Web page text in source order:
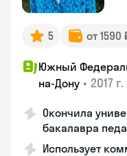
5 от 1590
Южный
на-Дону • 2017 г.
Окончила
бакалавра
Использует